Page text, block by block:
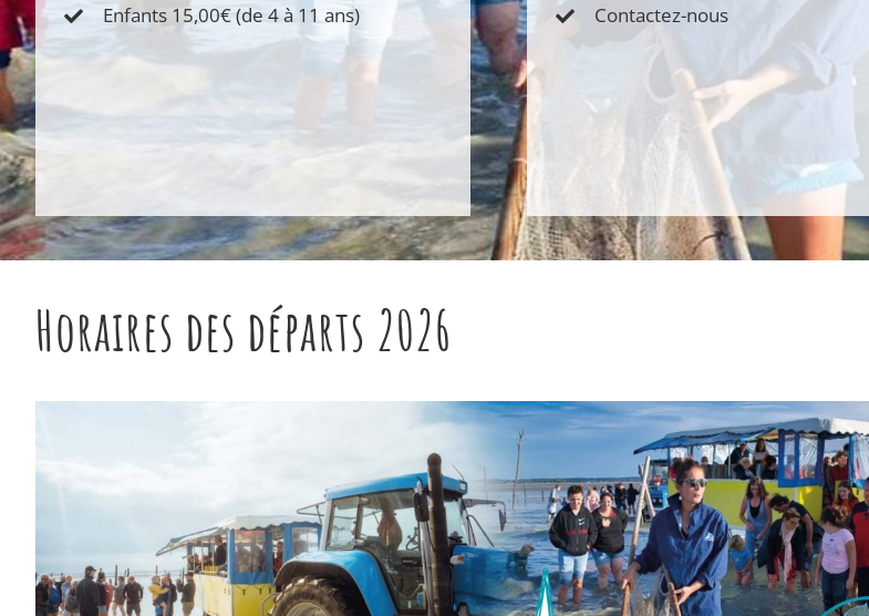
Enfants 15,00€ (de 4 à 11 ans)
Contactez-nous
Horaires des départs 2026